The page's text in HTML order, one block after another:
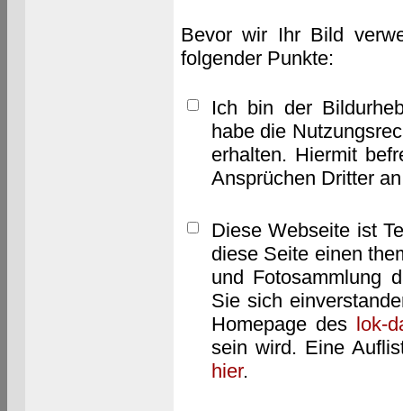
Bevor wir Ihr Bild
folgender Punkte:
Ich bin der
habe die
erhalten. Hiermit
Ansprüchen Dritter
Diese Webseite ist
diese Seite einen
und Fotosammlung
Sie sich
Homepage des lok-
sein wird. Eine
hier.